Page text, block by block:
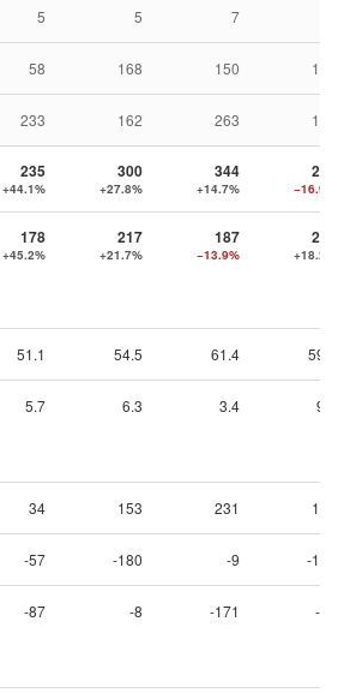
5 5 7
58 168 150 131
233 162 263 194
235
+44.1%
300
+27.8%
344
+14.7%
286
−16.9%
178
+45.2%
217
+21.7%
187
−13.9%
221
+18.2%
51.1 54.5 61.4 59.9
5.7 6.3 3.4 9.0
34 153 231 160
-57 -180 -9 -138
-87 -8 -171 -16